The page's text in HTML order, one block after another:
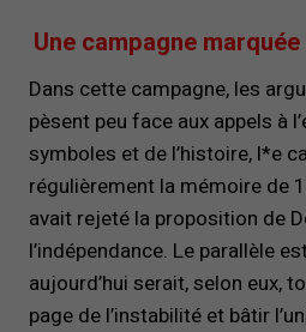
Une campagne
Dans cette campagne, les
pèsent peu face aux appels à
symboles et de l’histoire, l*e
régulièrement la mémoire de
avait rejeté la proposition de
l’indépendance. Le parallèle
aujourd’hui serait, selon eux,
page de l’instabilité et bâtir